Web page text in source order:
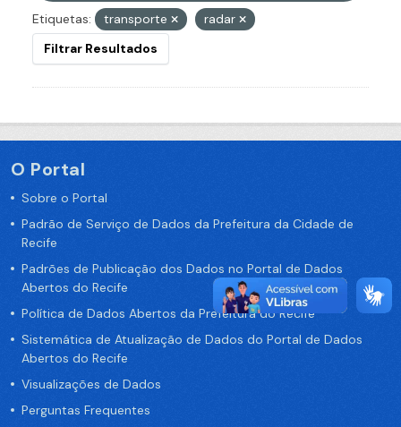
Etiquetas:
transporte
radar
Filtrar Resultados
O Portal
Sobre o Portal
Padrão de Serviço de Dados da Prefeitura da Cidade de
Recife
Padrões de Publicação dos Dados no Portal de Dados
Abertos do Recife
Política de Dados Abertos da Prefeitura do Recife
Sistemática de Atualização de Dados do Portal de Dados
Abertos do Recife
Visualizações de Dados
Perguntas Frequentes